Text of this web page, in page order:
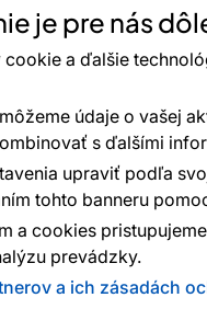
je pre nás
a ďalšie
údaje o vašej
s ďalšími
upraviť podľa
tohto banneru
a cookies
prevádzky.
a ich zásadách
Lišty
Dekorácie